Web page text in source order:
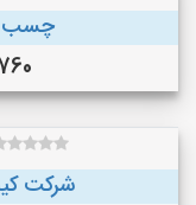
چسب
شرکت